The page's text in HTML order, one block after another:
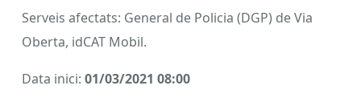
Serveis afectats: General de Policia (DGP) de Via
Oberta, idCAT Mobil.
Data inici: 01/03/2021 08:00